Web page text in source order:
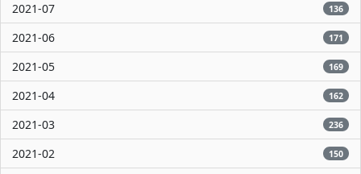
2021-07 136
2021-06 171
2021-05 169
2021-04 162
2021-03 236
2021-02 150